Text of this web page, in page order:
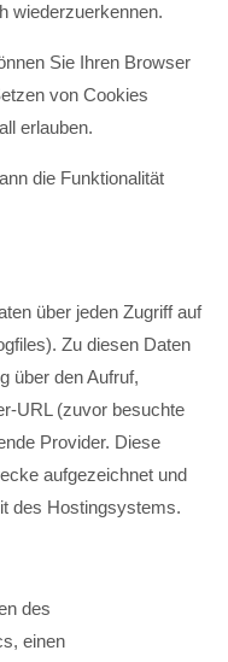
wiederzuerkennen.
Sie Ihren Browser
von Cookies
erlauben.
die Funktionalität
über jeden Zugriff auf
Zu diesen Daten
über den Aufruf,
URL (zuvor besuchte
Provider. Diese
aufgezeichnet und
des Hostingsystems.
des
einen